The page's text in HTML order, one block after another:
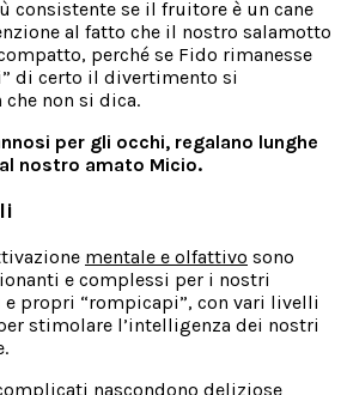
consistente se il fruitore è un cane
al fatto che il nostro salamotto
perché se Fido rimanesse
di certo il divertimento si
non si dica.
per gli occhi, regalano lunghe
nostro amato Micio.
mentale e olfattivo sono
e complessi per i nostri
propri “rompicapi”, con vari livelli
stimolare l’intelligenza dei nostri
nascondono deliziose